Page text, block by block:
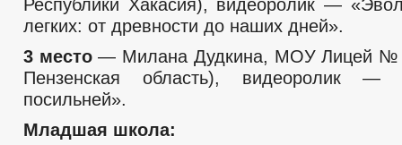
Республики Хакасия), видеоролик —
легких: от древности до наших дней».
3 место— Милана Дудкина, МОУ Лицей №
Пензенская область), видеоролик —
посильней».
Младшая школа: